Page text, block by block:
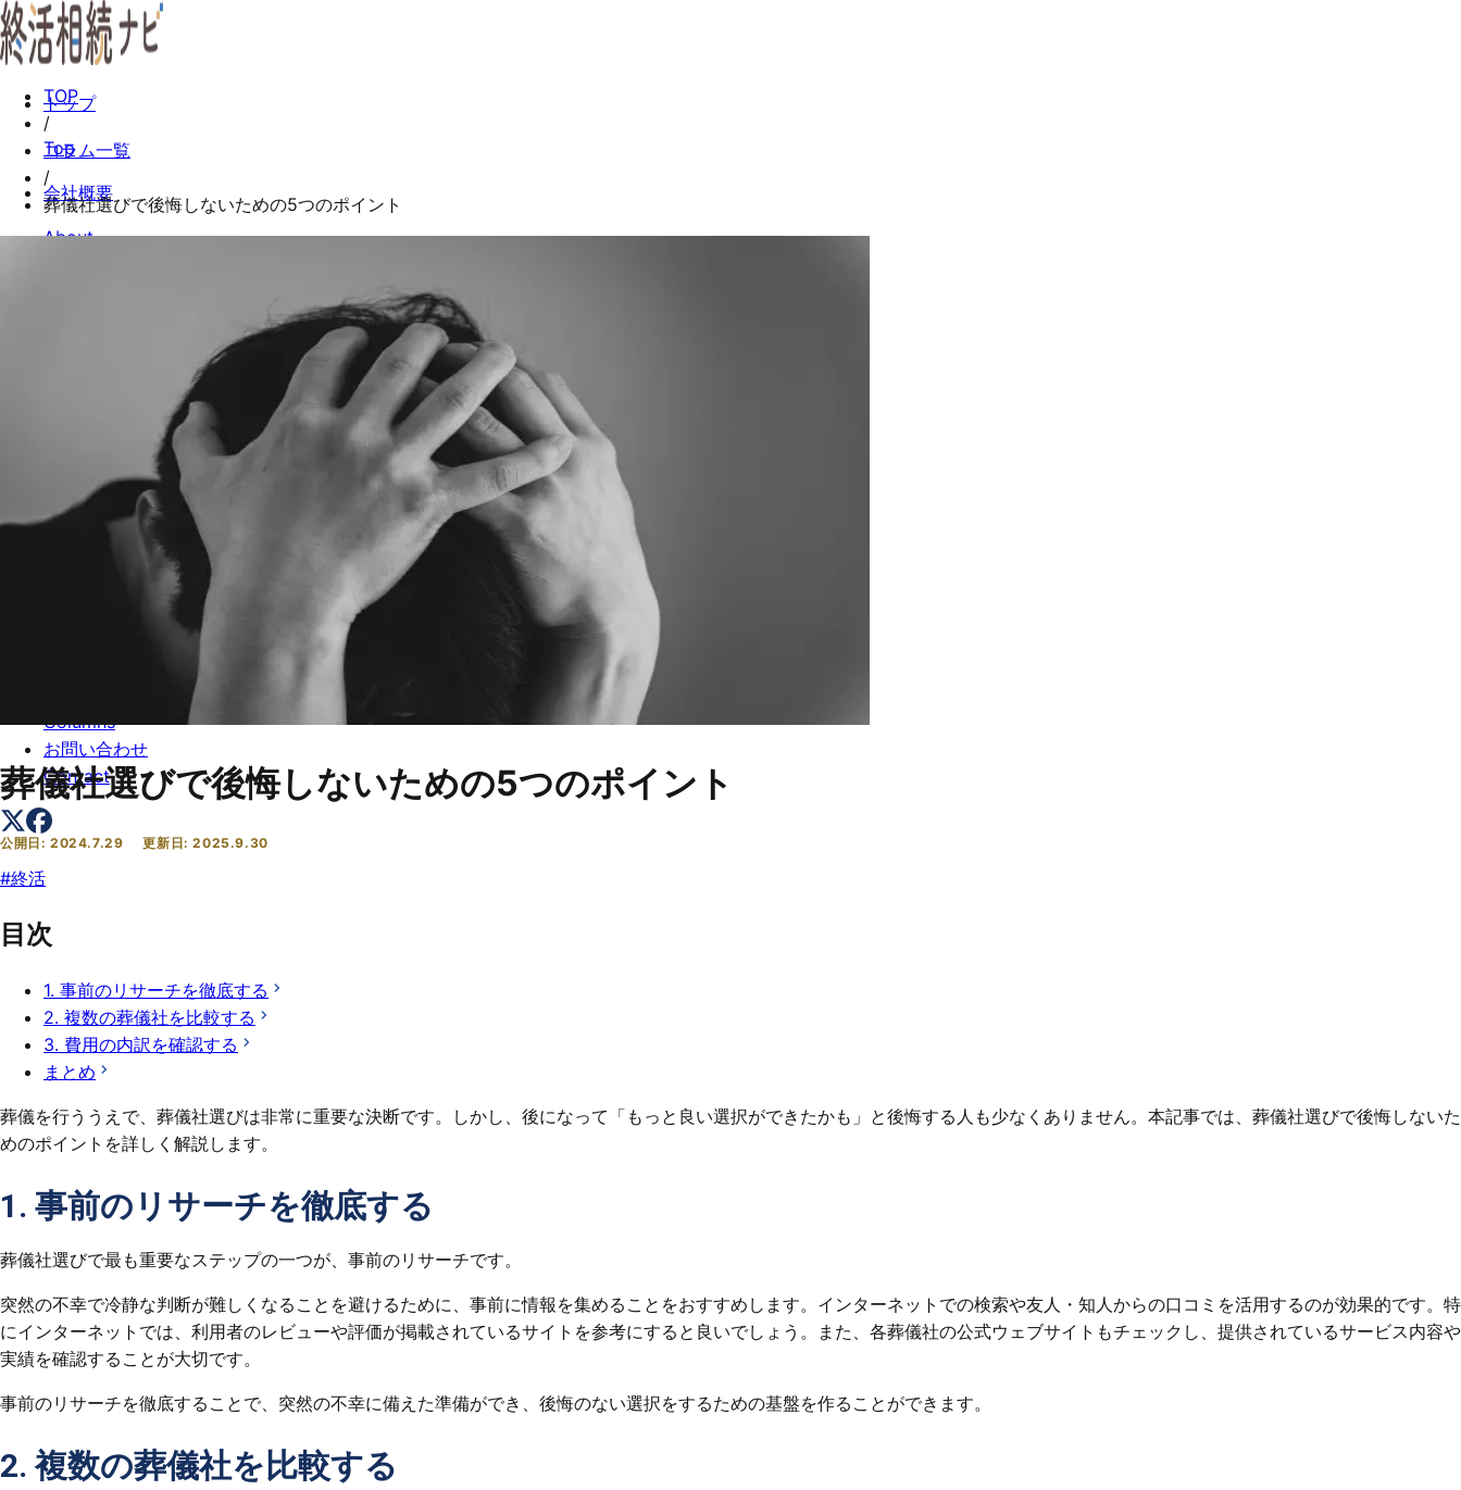
トップ
Top
会社概要
About
Columns
お問い合わせ
Contact
TOP
/
コラム一覧
/
葬儀社選びで後悔しないための5つのポイント
葬儀社選びで後悔しないための5つのポイント
公開日:2024.7.29 更新日:2025.9.30
#終活
目次
1. 事前のリサーチを徹底する
2. 複数の葬儀社を比較する
3. 費用の内訳を確認する
まとめ
葬儀を行ううえで、葬儀社選びは非常に重要な決断です。しかし、後になって「もっと良い選択ができたかも」と後悔する人も少なくありません。本記事では、葬儀社選びで後悔しないた
めのポイントを詳しく解説します。
1. 事前のリサーチを徹底する
葬儀社選びで最も重要なステップの一つが、事前のリサーチです。
突然の不幸で冷静な判断が難しくなることを避けるために、事前に情報を集めることをおすすめします。インターネットでの検索や友人・知人からの口コミを活用するのが効果的です。特
にインターネットでは、利用者のレビューや評価が掲載されているサイトを参考にすると良いでしょう。また、各葬儀社の公式ウェブサイトもチェックし、提供されているサービス内容や
実績を確認することが大切です。
事前のリサーチを徹底することで、突然の不幸に備えた準備ができ、後悔のない選択をするための基盤を作ることができます。
2. 複数の葬儀社を比較する